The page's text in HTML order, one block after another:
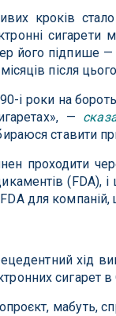
кроків
сигарети
його підпише
після
і роки на
—
ставити
проходити
(FDA),
для
хід
сигарет
мабуть,